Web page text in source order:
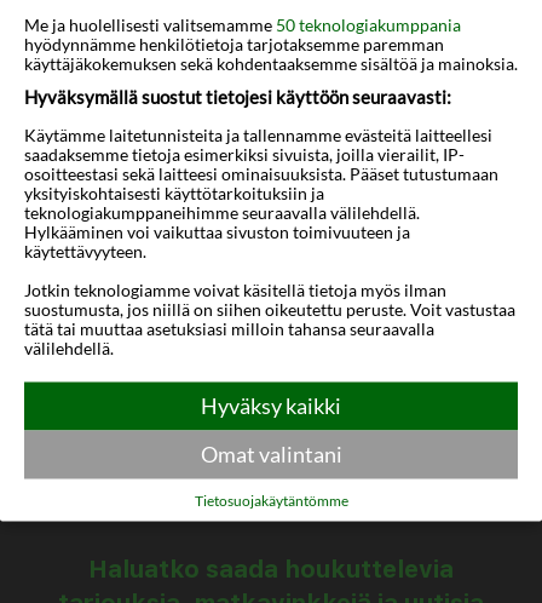
Kartta
Haluatko saada houkuttelevia
Me ja huolellisesti valitsemamme 50 teknologiakumppania
hyödynnämme henkilötietoja tarjotaksemme paremman
käyttäjäkokemuksen sekä kohdentaaksemme sisältöä ja mainoksia.
Hyväksymällä suostut tietojesi käyttöön seuraavasti:
Käytämme laitetunnisteita ja tallennamme evästeitä laitteellesi
saadaksemme tietoja esimerkiksi sivuista, joilla vierailit, IP-
osoitteestasi sekä laitteesi ominaisuuksista. Pääset tutustumaan
yksityiskohtaisesti käyttötarkoituksiin ja
teknologiakumppaneihimme seuraavalla välilehdellä.
Hylkääminen voi vaikuttaa sivuston toimivuuteen ja
käytettävyyteen.
Jotkin teknologiamme voivat käsitellä tietoja myös ilman
suostumusta, jos niillä on siihen oikeutettu peruste. Voit vastustaa
tätä tai muuttaa asetuksiasi milloin tahansa seuraavalla
välilehdellä.
Hyväksy kaikki
Omat valintani
Tietosuojakäytäntömme